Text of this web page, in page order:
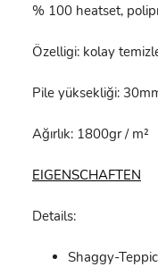
% 100 heatset,
Özelligi: kolay
Pile yüksekliği:
Ağırlık: 1800gr / m²
EIGENSCHAFTEN
Details:
Shaggy-